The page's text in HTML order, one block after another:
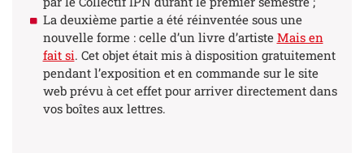
La deuxième partie a été réinventée sous une
nouvelle forme : celle d’un livre d’artiste Mais en
fait si. Cet objet était mis à disposition gratuitement
pendant l’exposition et en commande sur le site
web prévu à cet effet pour arriver directement dans
vos boîtes aux lettres.